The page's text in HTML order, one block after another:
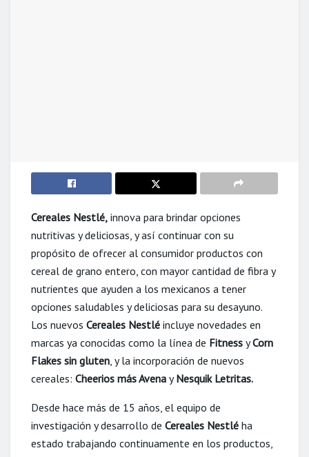
Cereales Nestlé, innova para brindar opciones
nutritivas y deliciosas, y así continuar con su
propósito de ofrecer al consumidor productos con
cereal de grano entero, con mayor cantidad de fibra y
nutrientes que ayuden a los mexicanos a tener
opciones saludables y deliciosas para su desayuno.
Los nuevos Cereales Nestlé incluye novedades en
marcas ya conocidas como la línea de Fitness yCorn
Flakes sin gluten , y la incorporación de nuevos
cereales: Cheerios más Avena yNesquik Letritas.
Desde hace más de 15 años, el equipo de
investigación y desarrollo de Cereales Nestlé ha
estado trabajando continuamente en los productos,